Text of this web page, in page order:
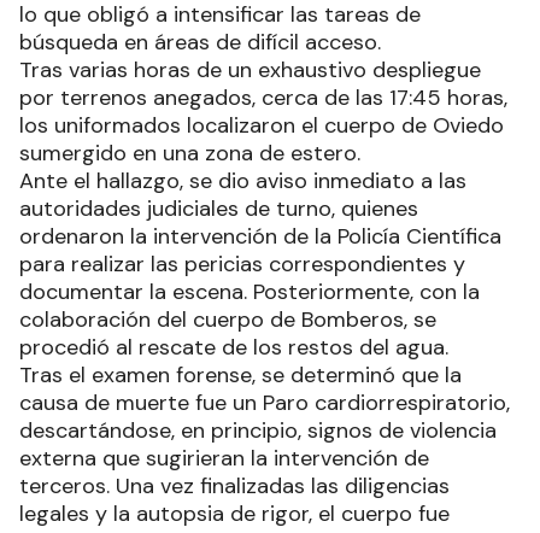
lo que obligó a intensificar las tareas de
búsqueda en áreas de difícil acceso.
Tras varias horas de un exhaustivo despliegue
por terrenos anegados, cerca de las 17:45 horas,
los uniformados localizaron el cuerpo de Oviedo
sumergido en una zona de estero.
Ante el hallazgo, se dio aviso inmediato a las
autoridades judiciales de turno, quienes
ordenaron la intervención de la Policía Científica
para realizar las pericias correspondientes y
documentar la escena. Posteriormente, con la
colaboración del cuerpo de Bomberos, se
procedió al rescate de los restos del agua.
Tras el examen forense, se determinó que la
causa de muerte fue un Paro cardiorrespiratorio,
descartándose, en principio, signos de violencia
externa que sugirieran la intervención de
terceros. Una vez finalizadas las diligencias
legales y la autopsia de rigor, el cuerpo fue